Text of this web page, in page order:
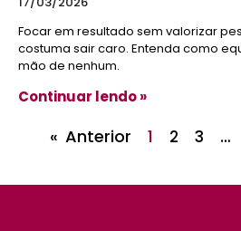
Focar em resultado sem valorizar
costuma sair caro. Entenda como
mão de nenhum.
Continuar lendo »
« Anterior 1 2 3 …